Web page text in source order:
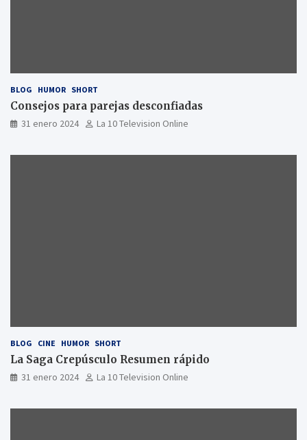
BLOG HUMOR SHORT
Consejos para parejas desconfiadas
31 enero 2024 La 10 Television Online
BLOG CINE HUMOR SHORT
La Saga Crepúsculo Resumen rápido
31 enero 2024 La 10 Television Online